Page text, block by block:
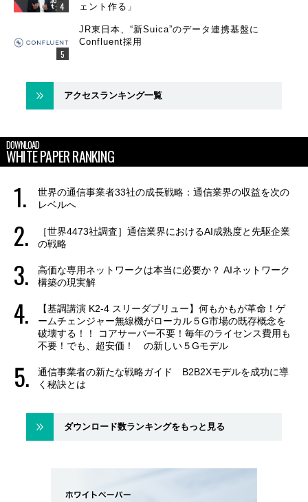
ェント作る」
JR東日本、“新Suica”のデータ連携基盤に
Confluent採用
アクセスランキング一覧
DOWNLOAD
WHITE PAPER RANKING
世界の通信事業者33社の成長戦略：通信業界の収益を次の
レベルへ
［世界4473社調査］通信業界におけるAI成熟度と先駆企業
の戦略
高価な専用ネットワークは本当に必要か？ AIネットワーク
構築の現実解
【基調講演 K2-4 スリーダブリュー】何もかもが革命！ゲ
ームチェンジャー無線機がローカル５G市場の既存概念を
破壊する！！ コアサーバー不要！毎年のライセンス費用も
不要！でも、超安価！ の新しい５Gモデル
通信事業者の新たな戦略ガイド B2B2Xモデルを成功に導
く秘訣とは
ダウンロード数ランキングをもっと見る